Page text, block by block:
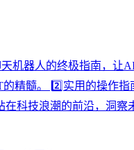
机器人的终极指南，
精髓。 2️⃣实用的操作
科技浪潮的前沿，洞察